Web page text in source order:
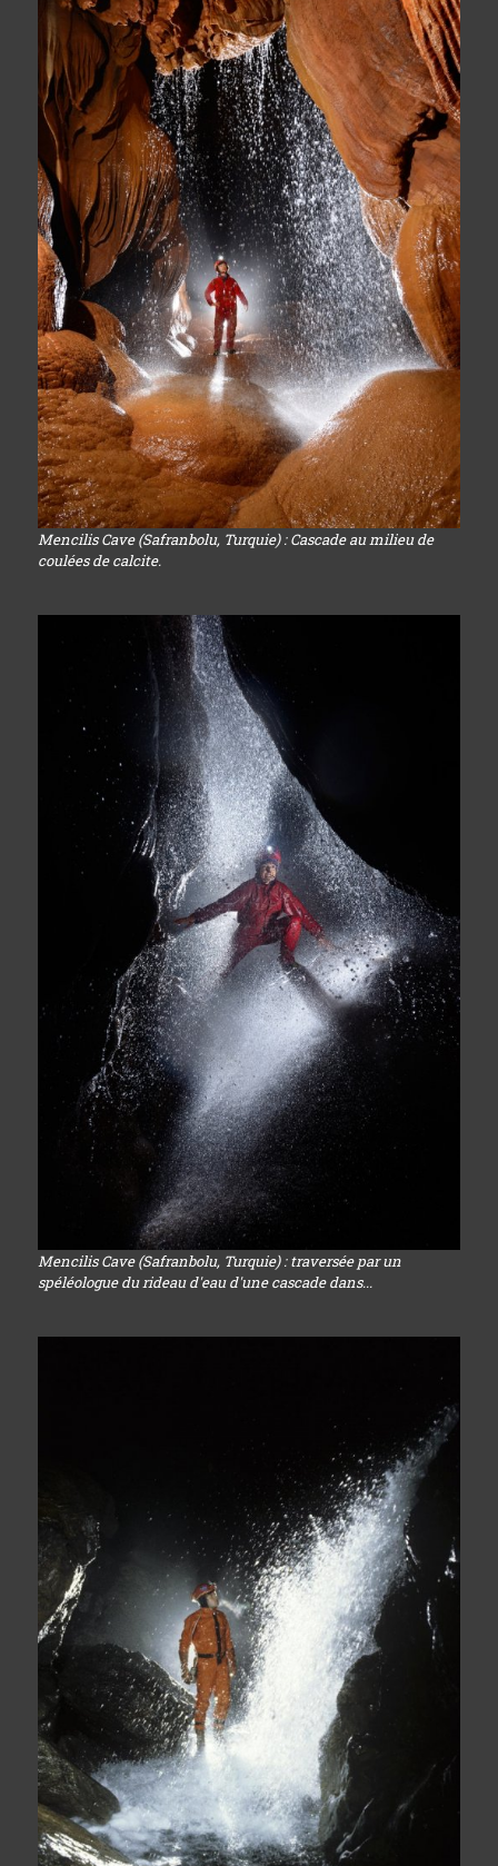
Mencilis Cave (Safranbolu, Turquie) : Cascade au milieu de
coulées de calcite.
Mencilis Cave (Safranbolu, Turquie) : traversée par un
spéléologue du rideau d'eau d'une cascade dans...